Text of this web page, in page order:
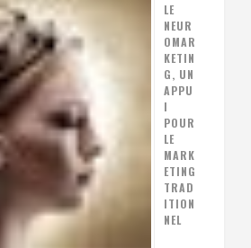
LE
NEUR
OMAR
KETIN
G, UN
APPU
I
POUR
LE
MARK
ETING
TRAD
ITION
NEL